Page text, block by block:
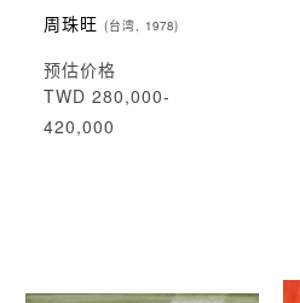
周珠旺 (台湾, 1978)
预估价格
TWD 280,000-
420,000